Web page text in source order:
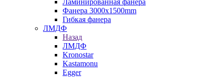
Ламинированная фанера
Фанера 3000х1500mm
Гибкая фанера
ЛМДФ
Назад
ЛМДФ
Kronostar
Kastamonu
Egger